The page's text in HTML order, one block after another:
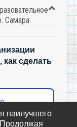
Самара
как сделать
наилучшего